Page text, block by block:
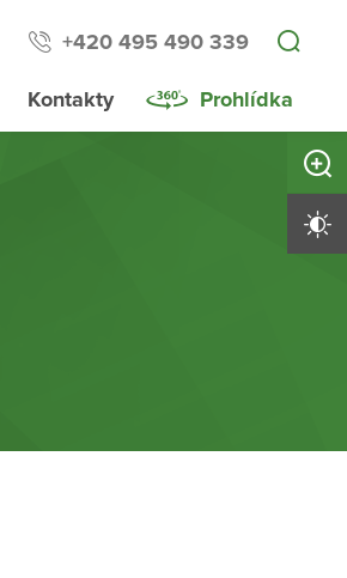
+420 495 490 339
Kontakty Prohlídka